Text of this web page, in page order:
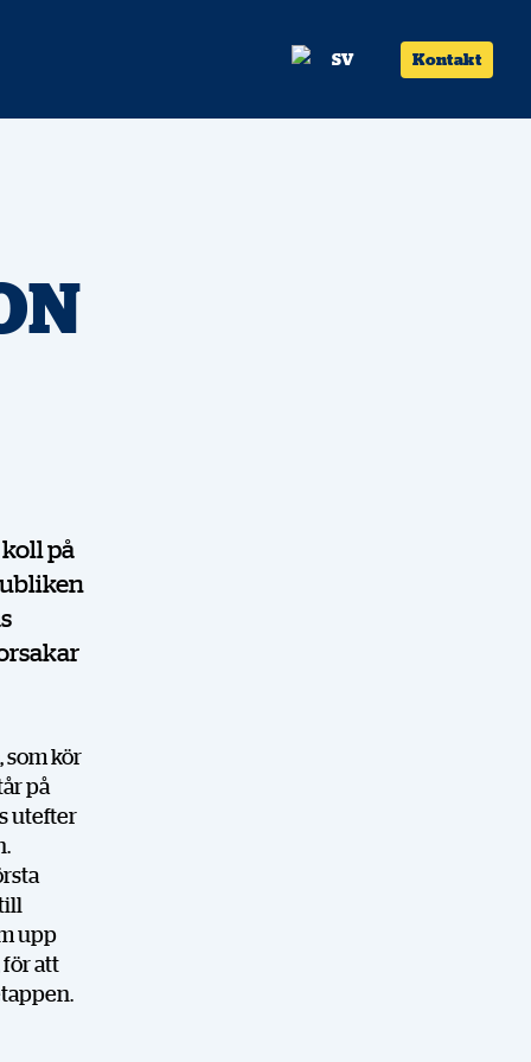
SV Kontakt
på
som kör
på
utefter
upp
för att